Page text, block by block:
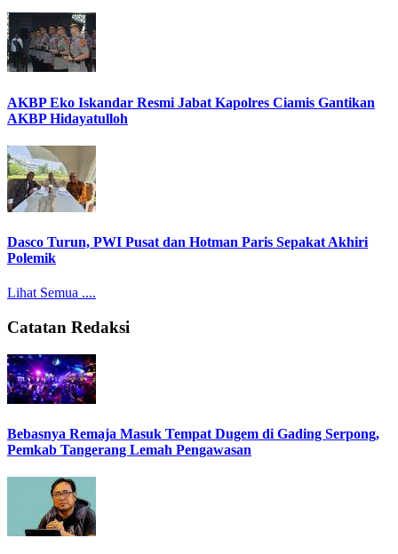
AKBP Eko Iskandar Resmi Jabat Kapolres Ciamis Gantikan
AKBP Hidayatulloh
Dasco Turun, PWI Pusat dan Hotman Paris Sepakat Akhiri
Polemik
Lihat Semua ....
Catatan Redaksi
Bebasnya Remaja Masuk Tempat Dugem di Gading Serpong,
Pemkab Tangerang Lemah Pengawasan